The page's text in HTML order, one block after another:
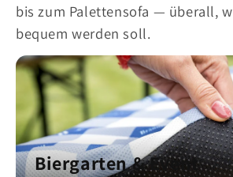
bis zum Palettensofa — überall,
bequem werden soll.
Biergarten & Event